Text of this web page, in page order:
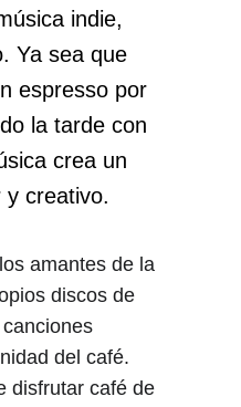
indie,
Ya sea que
espresso por
la tarde con
crea un
y creativo.
amantes de la
discos de
del café.
disfrutar café de